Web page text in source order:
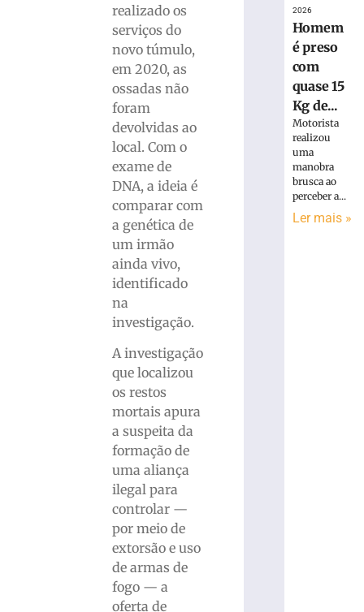
realizado os
serviços do
novo túmulo,
em 2020, as
ossadas não
foram
devolvidas ao
local. Com o
exame de
DNA, a ideia é
comparar com
a genética de
um irmão
ainda vivo,
identificado
na
investigação.
A investigação
que localizou
os restos
mortais apura
a suspeita da
formação de
uma aliança
ilegal para
controlar —
por meio de
extorsão e uso
de armas de
fogo — a
oferta de
2026
Homem
é preso
com
quase 15
Kg de...
Motorista
realizou
uma
manobra
brusca ao
perceber a...
Ler mais »